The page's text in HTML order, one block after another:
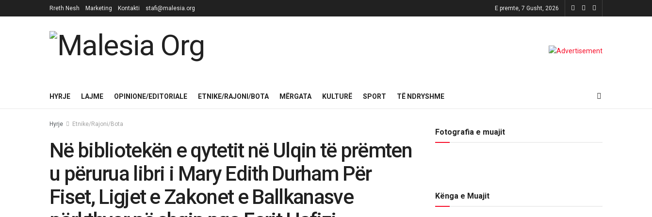
Rreth Nesh Marketing Kontakti stafi@malesia.org E premte, 7 Gusht, 2026
HYRJE LAJME OPINIONE/EDITORIALE ETNIKE/RAJONI/BOTA MËRGATA KULTURË SPORT TË NDRYSHME
Hyrje Etnike/Rajoni/Bota
Në bibliotekën e qytetit në Ulqin të prëmten
u përurua libri i Mary Edith Durham Për
Fiset, Ligjet e Zakonet e Ballkanasve
Fotografia e muajit
Kënga e Muajit